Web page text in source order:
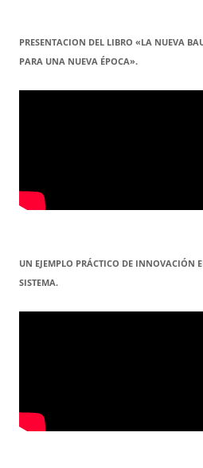
PRESENTACION DEL LIBRO «LA NUEVA
PARA UNA NUEVA ÉPOCA».
UN EJEMPLO PRÁCTICO DE INNOVACIÓN
SISTEMA.